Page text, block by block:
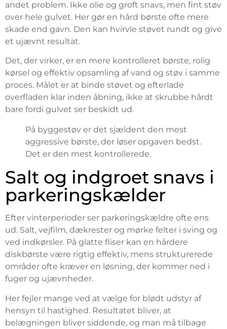
andet problem. Ikke olie og groft snavs, men fint støv
over hele gulvet. Her gør en hård børste ofte mere
skade end gavn. Den kan hvirvle støvet rundt og give
et ujævnt resultat.
Det, der virker, er en mere kontrolleret børste, rolig
kørsel og effektiv opsamling af vand og støv i samme
proces. Målet er at binde støvet og efterlade
overfladen klar inden åbning, ikke at skrubbe hårdt
bare fordi gulvet ser beskidt ud.
På byggestøv er det sjældent den mest
aggressive børste, der løser opgaven bedst.
Det er den mest kontrollerede.
Salt og indgroet snavs i
parkeringskælder
Efter vinterperioder ser parkeringskældre ofte ens
ud. Salt, vejfilm, dækrester og mørke felter i sving og
ved indkørsler. På glatte fliser kan en hårdere
diskbørste være rigtig effektiv, mens strukturerede
områder ofte kræver en løsning, der kommer ned i
fuger og ujævnheder.
Her fejler mange ved at vælge for blødt udstyr af
hensyn til hastighed. Resultatet bliver, at
belægningen bliver siddende, og man må tilbage